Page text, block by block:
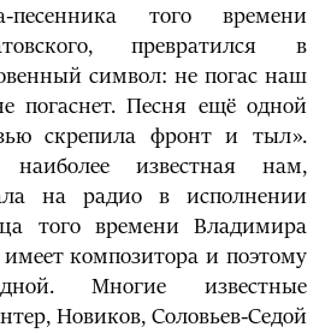
песенника того времени
превратился в
символ: не погас наш
погаснет. Песня ещё одной
скрепила фронт и тыл».
известная нам,
на радио в исполнении
того времени Владимира
композитора и поэтому
Многие известные
Новиков, Соловьев-Седой